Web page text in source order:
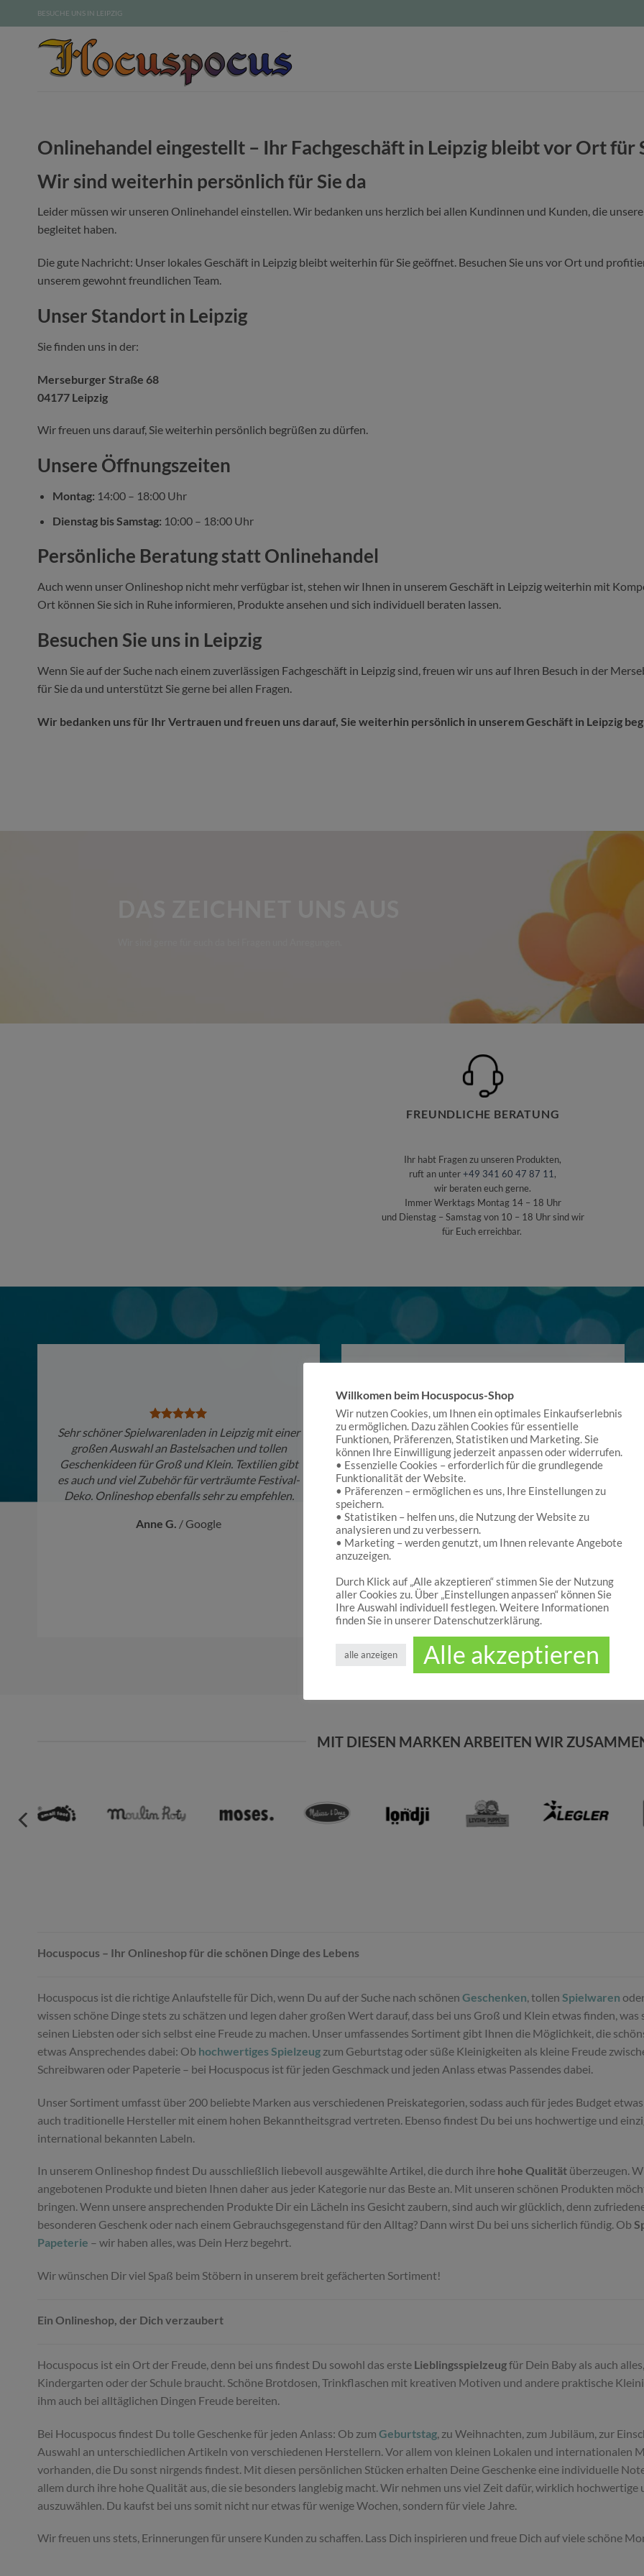
Inhalt
springen
BESUCHE UNS IN LEIPZIG
Onlinehandel eingestellt – Ihr Fachgeschäft in Leipzig bleibt vor Ort für
Wir sind weiterhin persönlich für Sie da
Leider müssen wir unseren Onlinehandel einstellen. Wir bedanken uns herzlich bei allen Kundinnen und Kunden, die
begleitet haben.
Die gute Nachricht: Unser lokales Geschäft in Leipzig bleibt weiterhin für Sie geöffnet. Besuchen Sie uns vor Ort und
unserem gewohnt freundlichen Team.
Unser Standort in Leipzig
Sie finden uns in der:
Merseburger Straße 68
04177 Leipzig
Wir freuen uns darauf, Sie weiterhin persönlich begrüßen zu dürfen.
Unsere Öffnungszeiten
Montag: 14:00 – 18:00 Uhr
Dienstag bis Samstag: 10:00 – 18:00 Uhr
Persönliche Beratung statt Onlinehandel
Auch wenn unser Onlineshop nicht mehr verfügbar ist, stehen wir Ihnen in unserem Geschäft in Leipzig weiterhin mit
Ort können Sie sich in Ruhe informieren, Produkte ansehen und sich individuell beraten lassen.
Besuchen Sie uns in Leipzig
Wenn Sie auf der Suche nach einem zuverlässigen Fachgeschäft in Leipzig sind, freuen wir uns auf Ihren Besuch in der
für Sie da und unterstützt Sie gerne bei allen Fragen.
Wir bedanken uns für Ihr Vertrauen und freuen uns darauf, Sie weiterhin persönlich in unserem Geschäft in Leipzig
FREUNDLICHE BERATUNG
Ihr habt Fragen zu unseren Produkten,
ruft an unter+49 341 60 47 87 11,
wir beraten euch gerne.
Immer Werktags Montag 14 – 18 Uhr
und Dienstag – Samstag von 10 – 18 Uhr sind wir
für Euch erreichbar.
Sehr schöner Spielwarenladen in Leipzig mit einer
großen Auswahl an Bastelsachen und tollen
Geschenkideen für Groß und Klein. Textilien gibt
es auch und viel Zubehör für verträumte Festival-
Deko. Onlineshop ebenfalls sehr zu empfehlen.
Anne G. / Google
Es handelt sich um einen kleinen Laden, der einen
vielfach verzaubert. (…) Dann hat er eine Fülle von
Waren, man könnte sich stundenlang dort
aufhalten. Schließlich ist der Laden sehr vielfältig.
Neben liebevoll ausgesuchtem Spielzeug (auch
nachhaltigen Produkten), gibt es zum Beispiel
Produkte von Künstlern (Schmuck) oder
Kostüme.
MIT DIESEN MARKEN ARBEITEN WIR
Hocuspocus – Ihr Onlineshop für die schönen Dinge des Lebens
Hocuspocus ist die richtige Anlaufstelle für Dich, wenn Du auf der Suche nach schönen Geschenken , tollen Spielwaren
wissen schöne Dinge stets zu schätzen und legen daher großen Wert darauf, dass bei uns Groß und Klein etwas finden, was
seinen Liebsten oder sich selbst eine Freude zu machen. Unser umfassendes Sortiment gibt Ihnen die Möglichkeit, die
etwas Ansprechendes dabei: Ob hochwertiges Spielzeug zum Geburtstag oder süße Kleinigkeiten als kleine Freude
Schreibwaren oder Papeterie – bei Hocuspocus ist für jeden Geschmack und jeden Anlass etwas Passendes dabei.
Unser Sortiment umfasst über 200 beliebte Marken aus verschiedenen Preiskategorien, sodass auch für jedes Budget
auch traditionelle Hersteller mit einem hohen Bekanntheitsgrad vertreten. Ebenso findest Du bei uns hochwertige und
international bekannten Labeln.
In unserem Onlineshop findest Du ausschließlich liebevoll ausgewählte Artikel, die durch ihre hohe Qualität überzeugen.
angebotenen Produkte und bieten Ihnen daher aus jeder Kategorie nur das Beste an. Mit unseren schönen Produkten
bringen. Wenn unsere ansprechenden Produkte Dir ein Lächeln ins Gesicht zaubern, sind auch wir glücklich, denn
besonderen Geschenk oder nach einem Gebrauchsgegenstand für den Alltag? Dann wirst Du bei uns sicherlich fündig. Ob
Papeterie – wir haben alles, was Dein Herz begehrt.
Wir wünschen Dir viel Spaß beim Stöbern in unserem breit gefächerten Sortiment!
Ein Onlineshop, der Dich verzaubert
Hocuspocus ist ein Ort der Freude, denn bei uns findest Du sowohl das erste Lieblingsspielzeugfür Dein Baby als auch
Kindergarten oder der Schule braucht. Schöne Brotdosen, Trinkflaschen mit kreativen Motiven und andere praktische
ihm auch bei alltäglichen Dingen Freude bereiten.
Bei Hocuspocus findest Du tolle Geschenke für jeden Anlass: Ob zum Geburtstag , zu Weihnachten, zum Jubiläum, zur
Auswahl an unterschiedlichen Artikeln von verschiedenen Herstellern. Vor allem von kleinen Lokalen und internationalen
vorhanden, die Du sonst nirgends findest. Mit diesen persönlichen Stücken erhalten Deine Geschenke eine individuelle
allem durch ihre hohe Qualität aus, die sie besonders langlebig macht. Wir nehmen uns viel Zeit dafür, wirklich
auszuwählen. Du kaufst bei uns somit nicht nur etwas für wenige Wochen, sondern für viele Jahre.
Wir freuen uns stets, Erinnerungen für unsere Kunden zu schaffen. Lass Dich inspirieren und freue Dich auf viele schöne
Willkomen beim Hocuspocus-Shop
Wir nutzen Cookies, um Ihnen ein optimales Einkaufserlebnis
zu ermöglichen. Dazu zählen Cookies für essentielle
Funktionen, Präferenzen, Statistiken und Marketing. Sie
können Ihre Einwilligung jederzeit anpassen oder widerrufen.
• Essenzielle Cookies – erforderlich für die grundlegende
Funktionalität der Website.
• Präferenzen – ermöglichen es uns, Ihre Einstellungen zu
speichern.
• Statistiken – helfen uns, die Nutzung der Website zu
analysieren und zu verbessern.
• Marketing – werden genutzt, um Ihnen relevante Angebote
anzuzeigen.
Durch Klick auf „Alle akzeptieren“ stimmen Sie der Nutzung
aller Cookies zu. Über „Einstellungen anpassen“ können Sie
Ihre Auswahl individuell festlegen. Weitere Informationen
finden Sie in unserer Datenschutzerklärung.
alle anzeigen Alle akzeptieren